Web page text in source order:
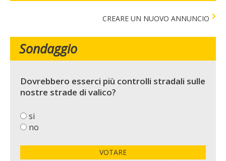
CREARE UN NUOVO ANNUNCIO
Sondaggio
Dovrebbero esserci più controlli stradali sulle
nostre strade di valico?
si
no
VOTARE